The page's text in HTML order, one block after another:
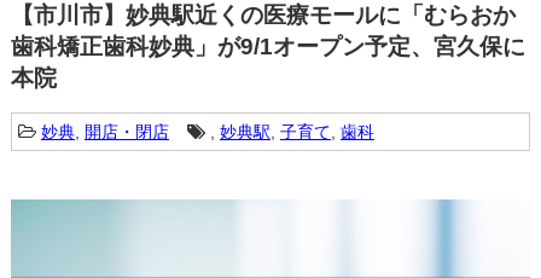
【市川市】妙典駅近くの医療モールに「むらおか
歯科矯正歯科妙典」が9/1オープン予定、宮久保に
本院
妙典, 開店・閉店 , 妙典駅 子育て 歯科